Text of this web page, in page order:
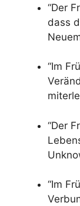
“Der
dass
“Im
“Der
“Im